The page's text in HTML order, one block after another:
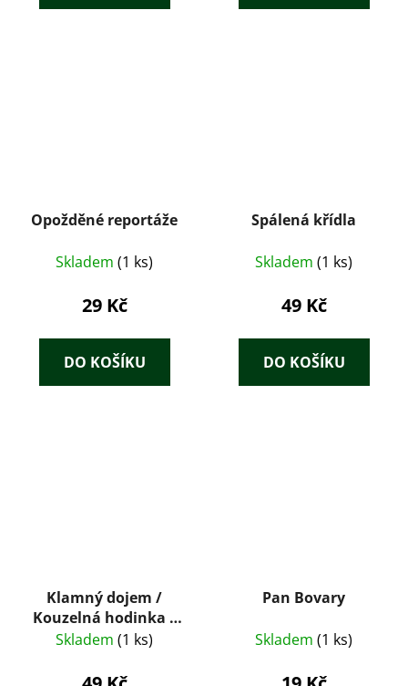
Opožděné reportáže
Skladem (1 ks)
29 Kč
DO KOŠÍKU
Spálená křídla
Skladem (1 ks)
49 Kč
DO KOŠÍKU
Klamný dojem /
Kouzelná hodinka /
Advokát / Největší
Skladem (1 ks)
Pan Bovary
Skladem (1 ks)